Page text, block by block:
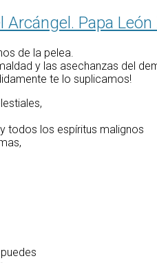
Arcángel. Papa
de la pelea.
y las asechanzas del
te lo suplicamos!
todos los espíritus malignos